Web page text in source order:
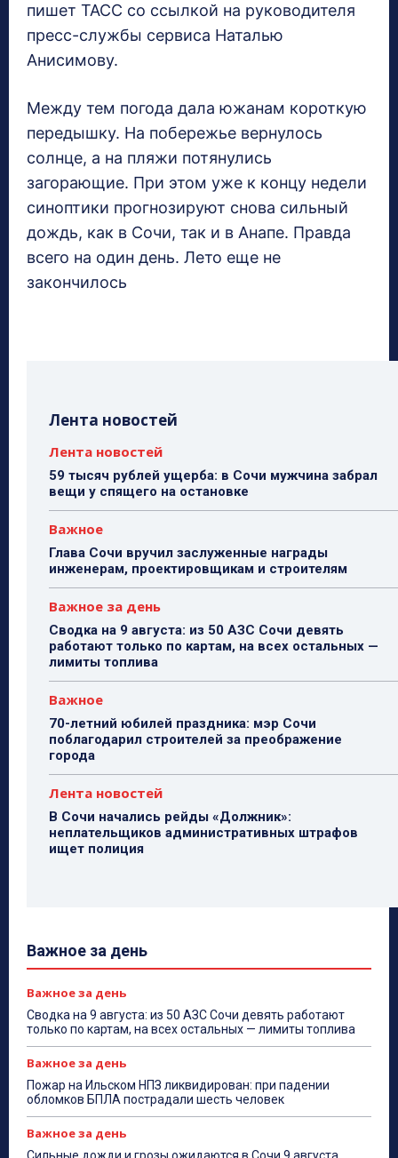
пишет ТАСС со ссылкой на руководителя
пресс-службы сервиса Наталью
Анисимову.
Между тем погода дала южанам короткую
передышку. На побережье вернулось
солнце, а на пляжи потянулись
загорающие. При этом уже к концу недели
синоптики прогнозируют снова сильный
дождь, как в Сочи, так и в Анапе. Правда
всего на один день. Лето еще не
закончилось
Лента новостей
Лента новостей
59 тысяч рублей ущерба: в Сочи мужчина забрал
вещи у спящего на остановке
Важное
Глава Сочи вручил заслуженные награды
инженерам, проектировщикам и строителям
Важное за день
Сводка на 9 августа: из 50 АЗС Сочи девять
работают только по картам, на всех остальных —
лимиты топлива
Важное
70-летний юбилей праздника: мэр Сочи
поблагодарил строителей за преображение
города
Лента новостей
В Сочи начались рейды «Должник»:
неплательщиков административных штрафов
ищет полиция
Важное за день
Важное за день
Сводка на 9 августа: из 50 АЗС Сочи девять работают
только по картам, на всех остальных — лимиты топлива
Важное за день
Пожар на Ильском НПЗ ликвидирован: при падении
обломков БПЛА пострадали шесть человек
Важное за день